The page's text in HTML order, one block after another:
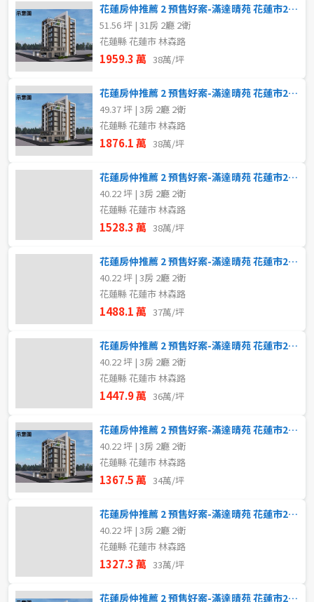
花蓮房仲推薦 2 預售好案-滿達晴苑 花蓮市2~3房 7B
51.56 坪 | 31房 2廳 2衛
花蓮縣 花蓮市 林森路
1959.3 萬 38萬/坪
花蓮房仲推薦 2 預售好案-滿達晴苑 花蓮市2~3房 8B
49.37 坪 | 3房 2廳 2衛
花蓮縣 花蓮市 林森路
1876.1 萬 38萬/坪
花蓮房仲推薦 2 預售好案-滿達晴苑 花蓮市2~3房8C
40.22 坪 | 3房 2廳 2衛
花蓮縣 花蓮市 林森路
1528.3 萬 38萬/坪
花蓮房仲推薦 2 預售好案-滿達晴苑 花蓮市2~3房 7C
40.22 坪 | 3房 2廳 2衛
花蓮縣 花蓮市 林森路
1488.1 萬 37萬/坪
花蓮房仲推薦 2 預售好案-滿達晴苑 花蓮市2~3房6C
40.22 坪 | 3房 2廳 2衛
花蓮縣 花蓮市 林森路
1447.9 萬 36萬/坪
花蓮房仲推薦 2 預售好案-滿達晴苑 花蓮市2~3房 4C
40.22 坪 | 3房 2廳 2衛
花蓮縣 花蓮市 林森路
1367.5 萬 34萬/坪
花蓮房仲推薦 2 預售好案-滿達晴苑 花蓮市2~3房 3C
40.22 坪 | 3房 2廳 2衛
花蓮縣 花蓮市 林森路
1327.3 萬 33萬/坪
花蓮房仲推薦 2 預售好案-滿達晴苑 花蓮市2~3房2C